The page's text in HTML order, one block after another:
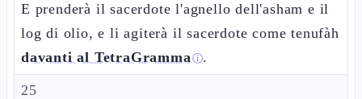
E prenderà il sacerdote l'agnello dell'asham e il
log di olio, e li agiterà il sacerdote come tenufàh
davanti al TetraGrammaⓘ.
25